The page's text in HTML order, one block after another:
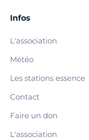
Infos
L'association
Météo
Les stations essence
Contact
Faire un don
L'association